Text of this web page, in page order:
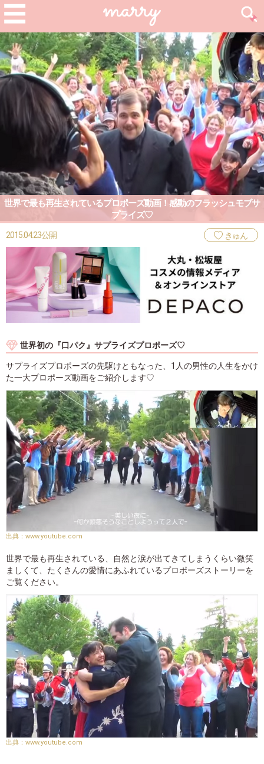
世界で最も再生されているプロポーズ動画！感動のフラッシュモブサ
プライズ♡
2015.04.23公開 きゅん
世界初の『口パク』サプライズプロポーズ♡
サプライズプロポーズの先駆けともなった、1人の男性の人生をかけ
た一大プロポーズ動画をご紹介します♡
www.youtube.com
世界で最も再生されている、自然と涙が出てきてしまうくらい微笑
ましくて、たくさんの愛情にあふれているプロポーズストーリーを
ご覧ください。
www.youtube.com